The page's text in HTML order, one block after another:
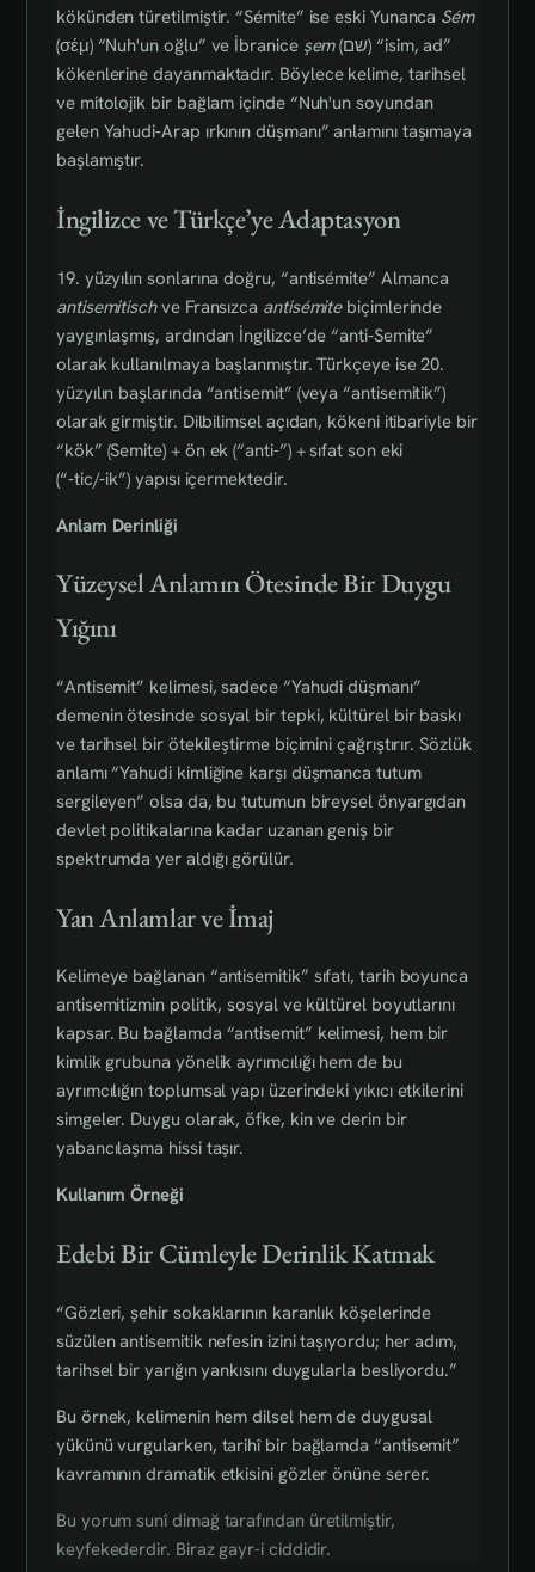
kökünden türetilmiştir. “Sémite” ise eski Yunanca Sém
(σέμ) “Nuh'un oğlu” ve İbranice şem(שם) “isim, ad”
kökenlerine dayanmaktadır. Böylece kelime, tarihsel
ve mitolojik bir bağlam içinde “Nuh'un soyundan
gelen Yahudi‑Arap ırkının düşmanı” anlamını taşımaya
başlamıştır.
İngilizce ve Türkçe’ye Adaptasyon
19. yüzyılın sonlarına doğru, “antisémite” Almanca
antisemitischve Fransızca antisémitebiçimlerinde
yaygınlaşmış, ardından İngilizce’de “anti‑Semite”
olarak kullanılmaya başlanmıştır. Türkçeye ise 20.
yüzyılın başlarında “antisemit” (veya “antisemitik”)
olarak girmiştir. Dilbilimsel açıdan, kökeni itibariyle bir
“kök” (Semite) + ön ek (“anti-”) + sıfat son eki
(“‑tic/‑ik”) yapısı içermektedir.
Anlam Derinliği
Yüzeysel Anlamın Ötesinde Bir Duygu
Yığını
“Antisemit” kelimesi, sadece “Yahudi düşmanı”
demenin ötesinde sosyal bir tepki, kültürel bir baskı
ve tarihsel bir ötekileştirme biçimini çağrıştırır. Sözlük
anlamı “Yahudi kimliğine karşı düşmanca tutum
sergileyen” olsa da, bu tutumun bireysel önyargıdan
devlet politikalarına kadar uzanan geniş bir
spektrumda yer aldığı görülür.
Yan Anlamlar ve İmaj
Kelimeye bağlanan “antisemitik” sıfatı, tarih boyunca
antisemitizmin politik, sosyal ve kültürel boyutlarını
kapsar. Bu bağlamda “antisemit” kelimesi, hem bir
kimlik grubuna yönelik ayrımcılığı hem de bu
ayrımcılığın toplumsal yapı üzerindeki yıkıcı etkilerini
simgeler. Duygu olarak, öfke, kin ve derin bir
yabancılaşma hissi taşır.
Kullanım Örneği
Edebi Bir Cümleyle Derinlik Katmak
“Gözleri, şehir sokaklarının karanlık köşelerinde
süzülen antisemitik nefesin izini taşıyordu; her adım,
tarihsel bir yarığın yankısını duygularla besliyordu.”
Bu örnek, kelimenin hem dilsel hem de duygusal
yükünü vurgularken, tarihî bir bağlamda “antisemit”
kavramının dramatik etkisini gözler önüne serer.
Bu yorum sunî dimağ tarafından üretilmiştir,
keyfekederdir. Biraz gayr-i ciddidir.